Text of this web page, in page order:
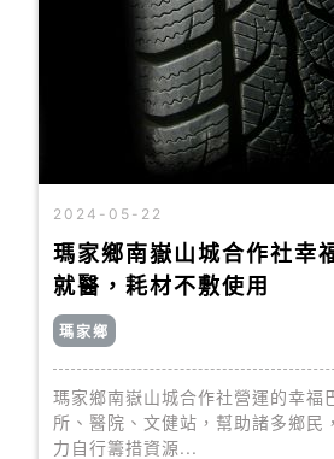
2024-05-22
瑪家鄉南嶽山城合作社幸
就醫，耗材不敷使用
瑪家鄉
瑪家鄉南嶽山城合作社營運的幸福
所、醫院、文健站，幫助諸多鄉民
力自行籌措資源...